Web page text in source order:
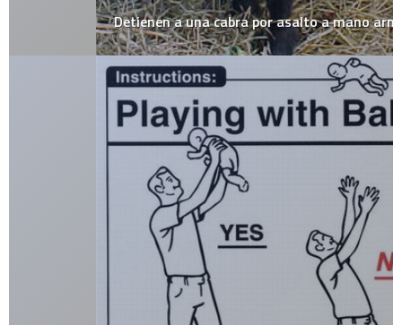
Detienen a una cabra por asalto a mano armada